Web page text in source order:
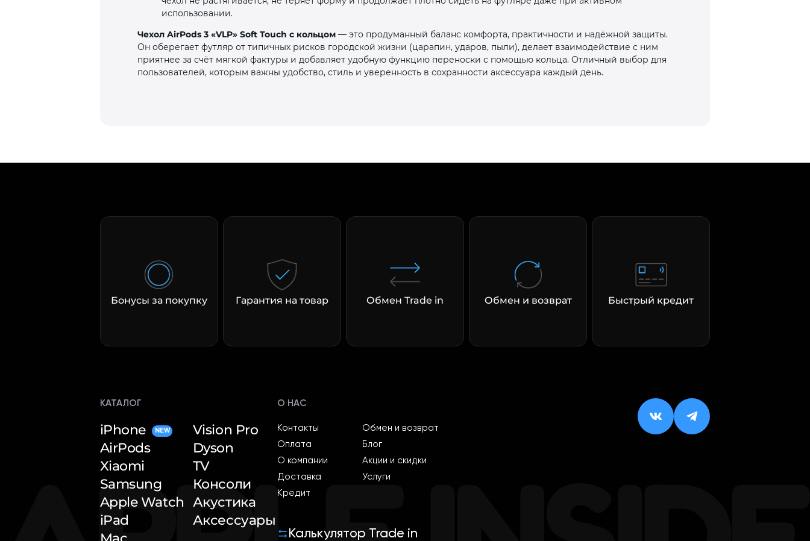
использовании.
Чехол AirPods 3 «VLP» Soft Touch с кольцом — это продуманный баланс комфорта, практичности и надёжной защиты.
Он оберегает футляр от типичных рисков городской жизни (царапин, ударов, пыли), делает взаимодействие с ним
приятнее за счёт мягкой фактуры и добавляет удобную функцию переноски с помощью кольца. Отличный выбор для
пользователей, которым важны удобство, стиль и уверенность в сохранности аксессуара каждый день.
Бонусы за покупку Гарантия на товар Обмен Trade in Обмен и возврат Быстрый кредит
КАТАЛОГ
iPhone NEW
AirPods
Xiaomi
Samsung
Apple Watch
iPad
Vision Pro
Dyson
TV
Консоли
Акустика
Аксессуары
О НАС
Контакты
Оплата
О компании
Доставка
Кредит
Обмен и возврат
Блог
Акции и скидки
Услуги
Калькулятор Trade in